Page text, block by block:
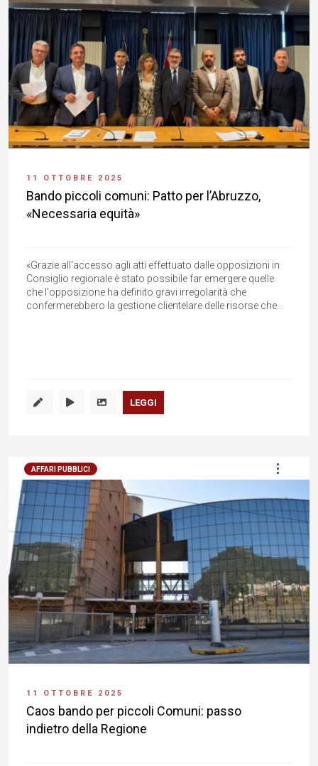
11 OTTOBRE 2025
Bando piccoli comuni: Patto per l’Abruzzo,
«Necessaria equità»
«Grazie all'accesso agli atti effettuato dalle opposizioni in
Consiglio regionale è stato possibile far emergere quelle
che l'opposizione ha definito gravi irregolarità che
confermerebbero la gestione clientelare delle risorse che...
LEGGI
AFFARI PUBBLICI
11 OTTOBRE 2025
Caos bando per piccoli Comuni: passo
indietro della Regione